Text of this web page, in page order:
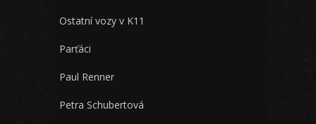
Ostatní vozy v K11
Parťáci
Paul Renner
Petra Schubertová